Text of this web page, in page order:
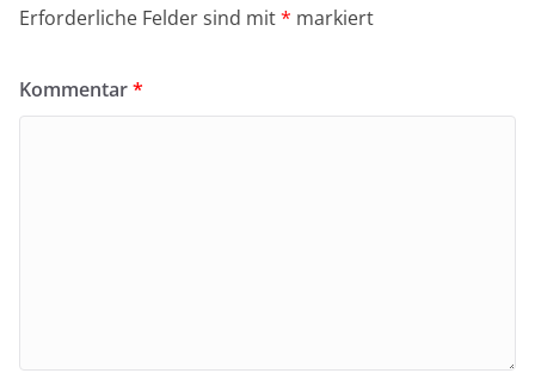
Erforderliche Felder sind mit* markiert
Kommentar*